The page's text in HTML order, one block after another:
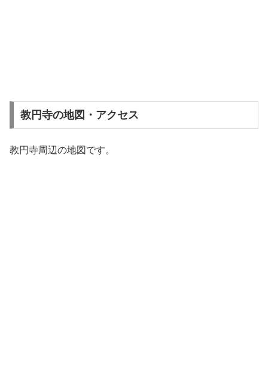
教円寺の地図・アクセス
教円寺周辺の地図です。